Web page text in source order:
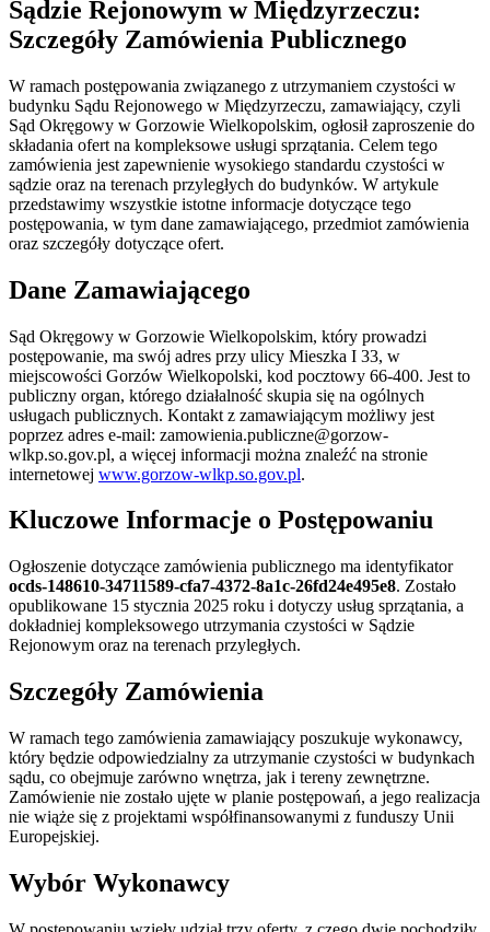
Sądzie Rejonowym w Międzyrzeczu:
Szczegóły Zamówienia Publicznego
W ramach postępowania związanego z utrzymaniem czystości w
budynku Sądu Rejonowego w Międzyrzeczu, zamawiający, czyli
Sąd Okręgowy w Gorzowie Wielkopolskim, ogłosił zaproszenie do
składania ofert na kompleksowe usługi sprzątania. Celem tego
zamówienia jest zapewnienie wysokiego standardu czystości w
sądzie oraz na terenach przyległych do budynków. W artykule
przedstawimy wszystkie istotne informacje dotyczące tego
postępowania, w tym dane zamawiającego, przedmiot zamówienia
oraz szczegóły dotyczące ofert.
Dane Zamawiającego
Sąd Okręgowy w Gorzowie Wielkopolskim, który prowadzi
postępowanie, ma swój adres przy ulicy Mieszka I 33, w
miejscowości Gorzów Wielkopolski, kod pocztowy 66-400. Jest to
publiczny organ, którego działalność skupia się na ogólnych
usługach publicznych. Kontakt z zamawiającym możliwy jest
poprzez adres e-mail: zamowienia.publiczne@gorzow-
wlkp.so.gov.pl, a więcej informacji można znaleźć na stronie
internetowej www.gorzow-wlkp.so.gov.pl.
Kluczowe Informacje o Postępowaniu
Ogłoszenie dotyczące zamówienia publicznego ma identyfikator
ocds-148610-34711589-cfa7-4372-8a1c-26fd24e495e8. Zostało
opublikowane 15 stycznia 2025 roku i dotyczy usług sprzątania, a
dokładniej kompleksowego utrzymania czystości w Sądzie
Rejonowym oraz na terenach przyległych.
Szczegóły Zamówienia
W ramach tego zamówienia zamawiający poszukuje wykonawcy,
który będzie odpowiedzialny za utrzymanie czystości w budynkach
sądu, co obejmuje zarówno wnętrza, jak i tereny zewnętrzne.
Zamówienie nie zostało ujęte w planie postępowań, a jego realizacja
nie wiąże się z projektami współfinansowanymi z funduszy Unii
Europejskiej.
Wybór Wykonawcy